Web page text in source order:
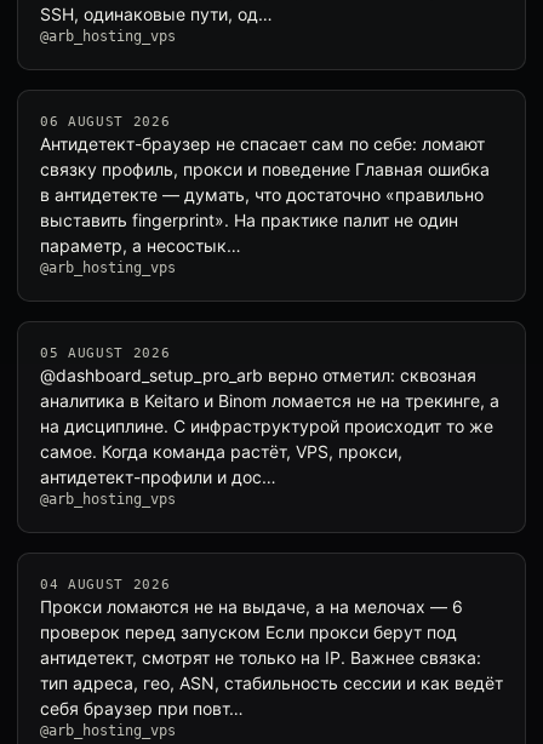
SSH, одинаковые пути, од…
@arb_hosting_vps
06 AUGUST 2026
Антидетект-браузер не спасает сам по себе: ломают
связку профиль, прокси и поведение Главная ошибка
в антидетекте — думать, что достаточно «правильно
выставить fingerprint». На практике палит не один
параметр, а несостык…
@arb_hosting_vps
05 AUGUST 2026
@dashboard_setup_pro_arb верно отметил: сквозная
аналитика в Keitaro и Binom ломается не на трекинге, а
на дисциплине. С инфраструктурой происходит то же
самое. Когда команда растёт, VPS, прокси,
антидетект-профили и дос…
@arb_hosting_vps
04 AUGUST 2026
Прокси ломаются не на выдаче, а на мелочах — 6
проверок перед запуском Если прокси берут под
антидетект, смотрят не только на IP. Важнее связка:
тип адреса, гео, ASN, стабильность сессии и как ведёт
себя браузер при повт…
@arb_hosting_vps